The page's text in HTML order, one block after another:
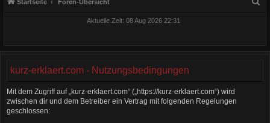
Startseite Foren-Übersicht
Aktuelle Zeit: 08 Aug 2026 22:31
kurz-erklaert.com - Nutzungsbedingungen
Mit dem Zugriff auf „kurz-erklaert.com“ („https://kurz-erklaert.com“) wird
zwischen dir und dem Betreiber ein Vertrag mit folgenden Regelungen
geschlossen: